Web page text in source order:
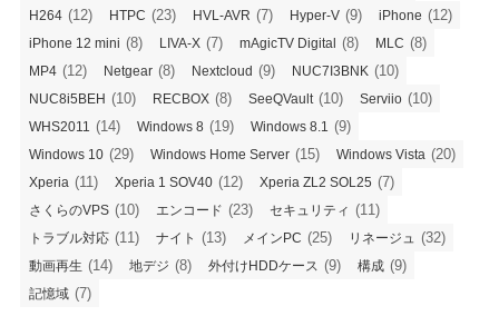
H264 (12) HTPC (23) HVL-AVR (7) Hyper-V (9) iPhone (12)
iPhone 12 mini (8) LIVA-X (7) mAgicTV Digital (8) MLC (8)
MP4 (12) Netgear (8) Nextcloud (9) NUC7I3BNK (10)
NUC8i5BEH (10) RECBOX (8) SeeQVault(10) Serviio (10)
WHS2011 (14) Windows 8 (19) Windows 8.1 (9)
Windows 10 (29) Windows Home Server (15) Windows Vista (20)
Xperia (11) Xperia 1 SOV40 (12) Xperia ZL2 SOL25 (7)
さくらのVPS (10) エンコード (23) セキュリティ (11)
トラブル対応 (11) ナイト (13) メインPC (25) リネージュ (32)
動画再生 (14) 地デジ (8) 外付けHDDケース (9) 構成 (9)
記憶域 (7)